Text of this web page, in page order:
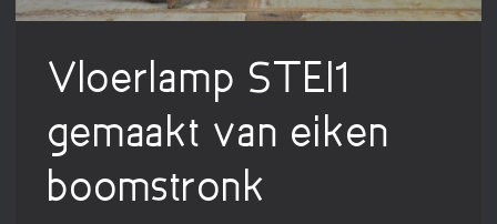
Vloerlamp STEI1
gemaakt van eiken
boomstronk